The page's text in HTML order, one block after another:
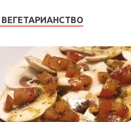
ВЕГЕТАРИАНСТВО